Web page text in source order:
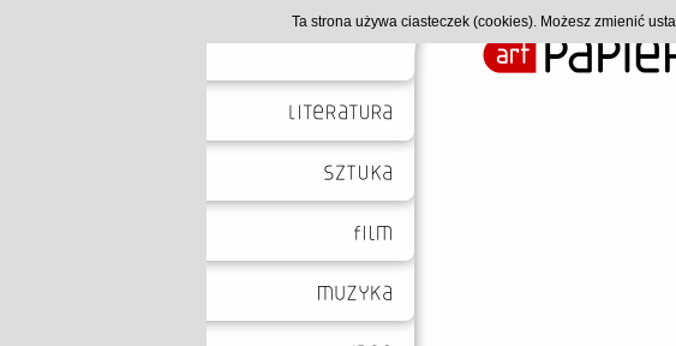
Ta strona używa ciasteczek (cookies). Możesz zmienić